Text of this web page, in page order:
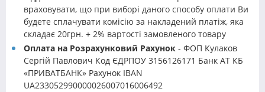
враховувати, що при виборі даного способу оплати Ви
будете сплачувати комісію за накладений платіж, яка
складає 20грн. + 2% вартості замовленого товару
Оплата на Розрахунковий Рахунок - ФОП Кулаков
Сергій Павлович Код ЄДРПОУ 3156126171 Банк АТ КБ
«ПРИВАТБАНК» Рахунок IBAN
UA233052990000026007016006492